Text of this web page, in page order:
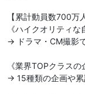
【累計動員数700万
《ハイクオリティ
→ ドラマ・CM撮影
《業界TOPクラスの
→ 15種類の企画や